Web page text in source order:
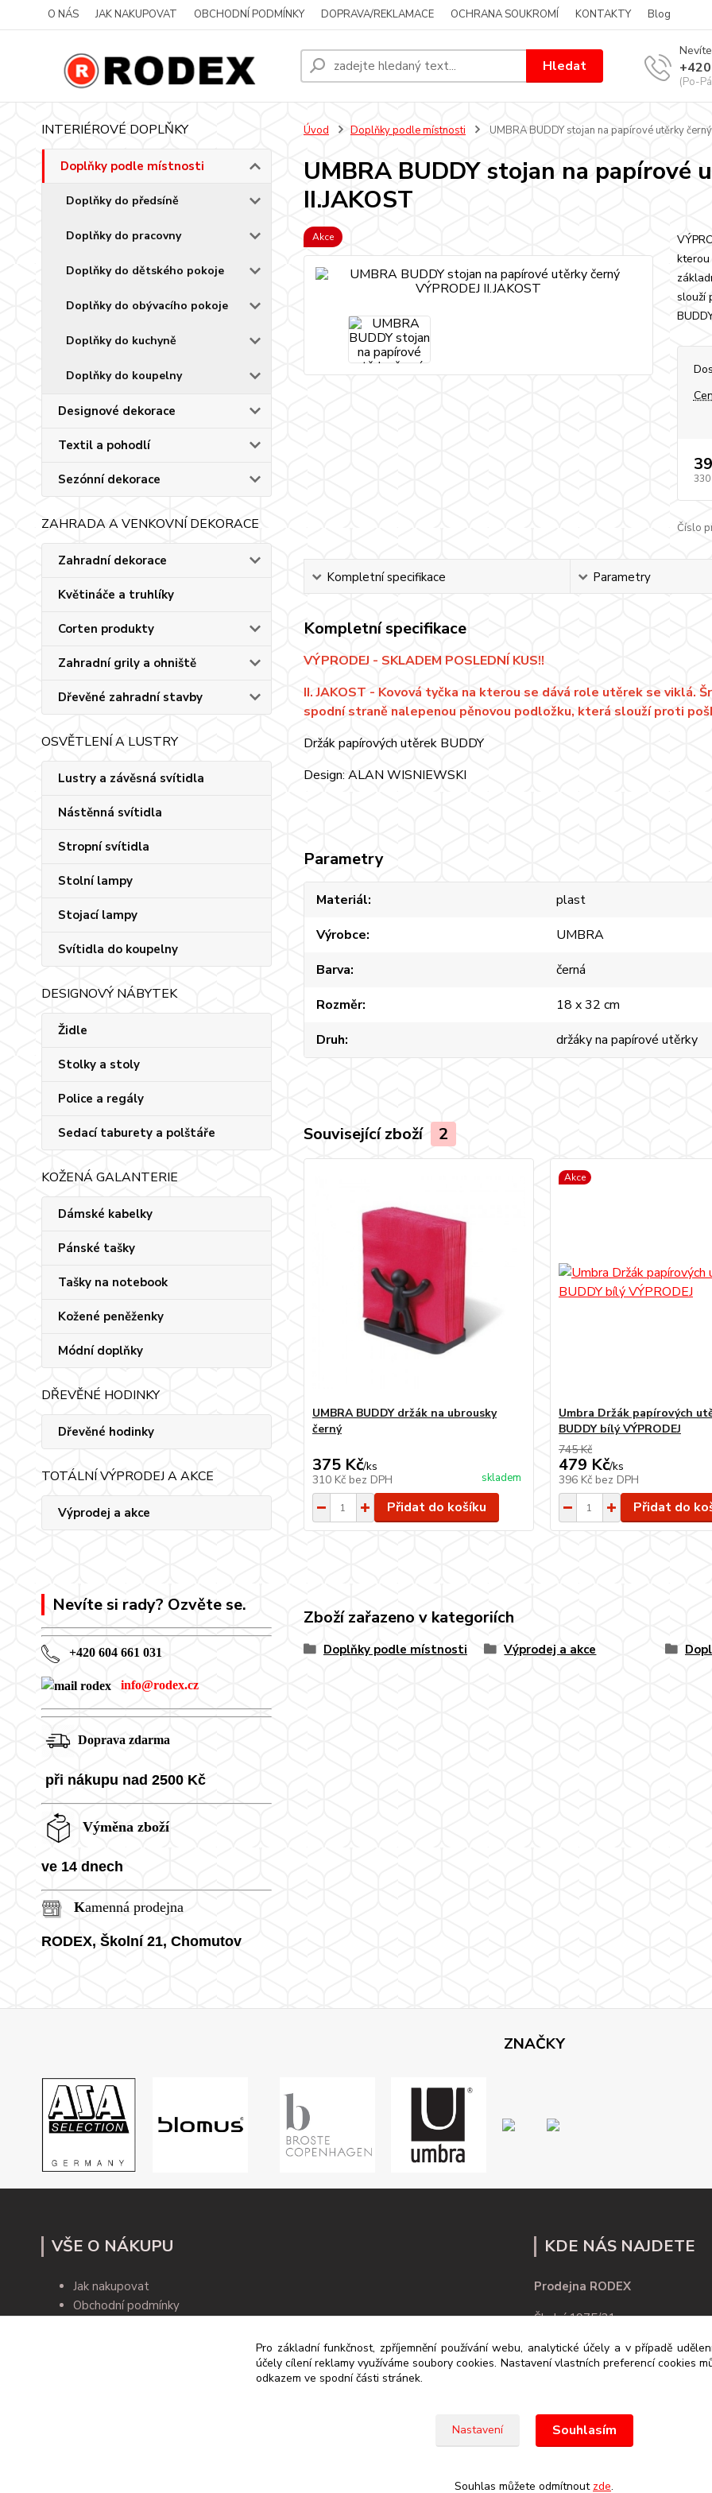
O NÁS JAK NAKUPOVAT OBCHODNÍ PODMÍNKY DOPRAVA/REKLAMACE OCHRANA SOUKROMÍ KONTAKTY Blog
Hledat
(Po-
INTERIÉROVÉ DOPLŇKY
Doplňky podle místnosti
Doplňky do předsíně
Doplňky do pracovny
Doplňky do dětského pokoje
Doplňky do obývacího pokoje
Doplňky do kuchyně
Doplňky do koupelny
Designové dekorace
Textil a pohodlí
Sezónní dekorace
ZAHRADA A VENKOVNÍ DEKORACE
Zahradní dekorace
Květináče a truhlíky
Corten produkty
Zahradní grily a ohniště
Dřevěné zahradní stavby
OSVĚTLENÍ A LUSTRY
Lustry a závěsná svítidla
Nástěnná svítidla
Stropní svítidla
Stolní lampy
Stojací lampy
Svítidla do koupelny
DESIGNOVÝ NÁBYTEK
Židle
Stolky a stoly
Police a regály
Sedací taburety a polštáře
KOŽENÁ GALANTERIE
Dámské kabelky
Pánské tašky
Tašky na notebook
Kožené peněženky
Módní doplňky
DŘEVĚNÉ HODINKY
Dřevěné hodinky
TOTÁLNÍ VÝPRODEJ A AKCE
Výprodej a akce
Nevíte si rady? Ozvěte se.
+420 604 661 031
info@rodex.cz
Doprava zdarma
při nákupu nad 2500 Kč
Výměna zboží
ve 14 dnech
Kamenná prodejna
RODEX, Školní 21, Chomutov
Úvod Doplňky podle místnosti UMBRA BUDDY stojan na papírové utěrky černý
UMBRA BUDDY stojan na papírové
II.JAKOST
Akce
kterou
slouží
330
Číslo
Kompletní specifikace Parametry
Kompletní specifikace
VÝPRODEJ - SKLADEM POSLEDNÍ KUS!!
II. JAKOST - Kovová tyčka na kterou se dává role utěrek se viklá.
spodní straně nalepenou pěnovou podložku, která slouží proti
Držák papírových utěrek BUDDY
Design: ALAN WISNIEWSKI
Parametry
Materiál
plast
Výrobce
UMBRA
Barva
černá
Rozměr
18 x 32 cm
Druh
držáky na papírové utěrky
Související zboží 2
UMBRA BUDDY držák na ubrousky
černý
375 Kč/ks
310 Kč bez DPH skladem
Přidat do košíku
Akce
Umbra Držák papírových
BUDDY bílý VÝPRODEJ
745 Kč
479 Kč/ks
396 Kč bez DPH
Přidat do
Zboží zařazeno v kategoriích
Doplňky podle místnosti Výprodej a akce
ZNAČKY
VŠE O NÁKUPU
Jak nakupovat
Obchodní podmínky
KDE NÁS NAJDETE
Prodejna RODEX
Školní 1975/21
430 01 Chomutov
Pro základní funkčnost, zpříjemnění používání webu, analytické účely a v případě
účely cílení reklamy využíváme soubory cookies. Nastavení vlastních preferencí cookies
odkazem ve spodní části stránek.
Nastavení Souhlasím
Souhlas můžete odmítnout zde.